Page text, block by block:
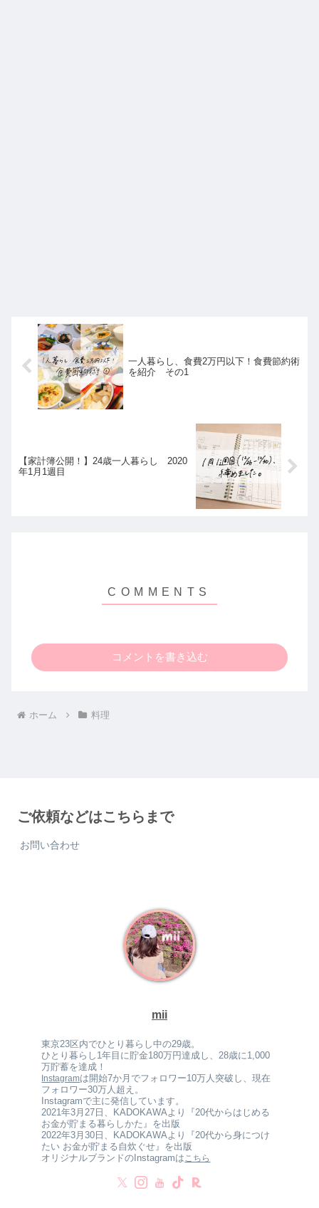
一人暮らし、食費2万円以下！食費節約術
を紹介 その1
【家計簿公開！】24歳一人暮らし 2020
年1月1週目
コメントを書き込む
ホーム 料理
ご依頼などはこちらまで
お問い合わせ
mii
東京23区内でひとり暮らし中の29歳。
ひとり暮らし1年目に貯金180万円達成し、28歳に1,000
万貯蓄を達成！
Instagramは開始7か月でフォロワー10万人突破し、現在
フォロワー30万人超え。
Instagramで主に発信しています。
2021年3月27日、KADOKAWAより『20代からはじめる
お金が貯まる暮らしかた』を出版
2022年3月30日、KADOKAWAより『20代から身につけ
たい お金が貯まる自炊ぐせ』を出版
オリジナルブランドのInstagramは こちら